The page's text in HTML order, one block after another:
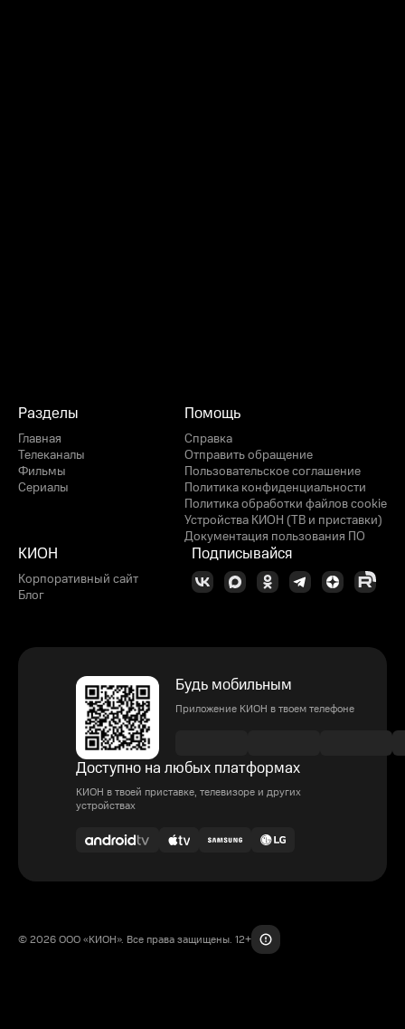
Разделы
Главная
Телеканалы
Фильмы
Сериалы
Помощь
Справка
Отправить обращение
Пользовательское соглашение
Политика конфиденциальности
Политика обработки файлов cookie
Устройства КИОН (ТВ и приставки)
Документация пользования ПО
КИОН
Корпоративный сайт
Блог
Подписывайся
Будь мобильным
Приложение КИОН в твоем телефоне
Доступно на любых платформах
КИОН в твоей приставке, телевизоре и других
устройствах
© 2026 ООО «КИОН». Все права защищены. 12+